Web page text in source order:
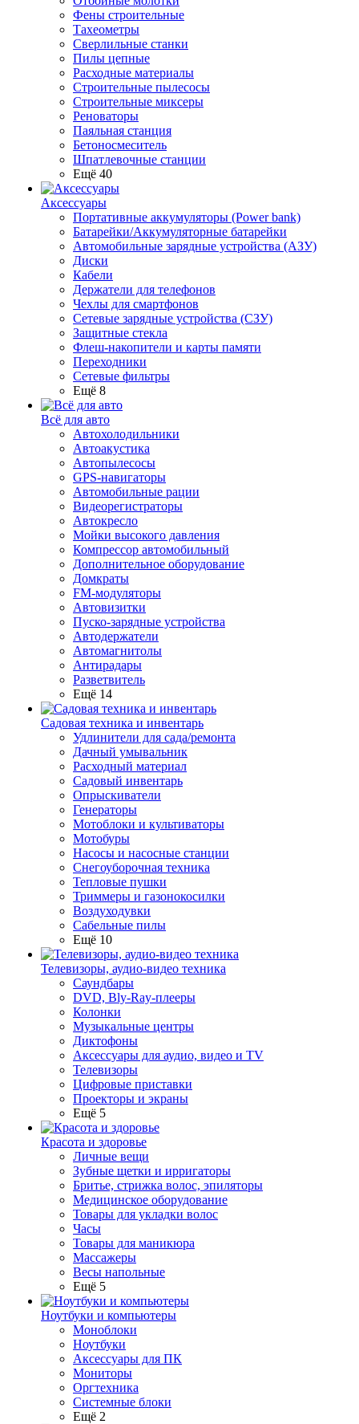
Фены строительные
Тахеометры
Сверлильные станки
Пилы цепные
Расходные материалы
Строительные пылесосы
Строительные миксеры
Реноваторы
Паяльная станция
Бетоносмеситель
Шпатлевочные станции
Ещё 40
Аксессуары
Портативные аккумуляторы (Power bank)
Батарейки/Аккумуляторные батарейки
Автомобильные зарядные устройства (АЗУ)
Диски
Кабели
Держатели для телефонов
Чехлы для смартфонов
Сетевые зарядные устройства (СЗУ)
Защитные стекла
Флеш-накопители и карты памяти
Переходники
Сетевые фильтры
Ещё 8
Всё для авто
Автохолодильники
Автоакустика
Автопылесосы
GPS-навигаторы
Автомобильные рации
Видеорегистраторы
Автокресло
Мойки высокого давления
Компрессор автомобильный
Дополнительное оборудование
Домкраты
FM-модуляторы
Автовизитки
Пуско-зарядные устройства
Автодержатели
Автомагнитолы
Антирадары
Разветвитель
Ещё 14
Садовая техника и инвентарь
Удлинители для сада/ремонта
Дачный умывальник
Расходный материал
Садовый инвентарь
Опрыскиватели
Генераторы
Мотоблоки и культиваторы
Мотобуры
Насосы и насосные станции
Снегоуборочная техника
Тепловые пушки
Триммеры и газонокосилки
Воздуходувки
Сабельные пилы
Ещё 10
Телевизоры, аудио-видео техника
Саундбары
DVD, Bly-Ray-плееры
Колонки
Музыкальные центры
Диктофоны
Аксессуары для аудио, видео и TV
Телевизоры
Цифровые приставки
Проекторы и экраны
Ещё 5
Красота и здоровье
Личные вещи
Зубные щетки и ирригаторы
Бритье, стрижка волос, эпиляторы
Медицинское оборудование
Товары для укладки волос
Часы
Товары для маникюра
Массажеры
Весы напольные
Ещё 5
Ноутбуки и компьютеры
Моноблоки
Ноутбуки
Аксессуары для ПК
Мониторы
Оргтехника
Системные блоки
Ещё 2